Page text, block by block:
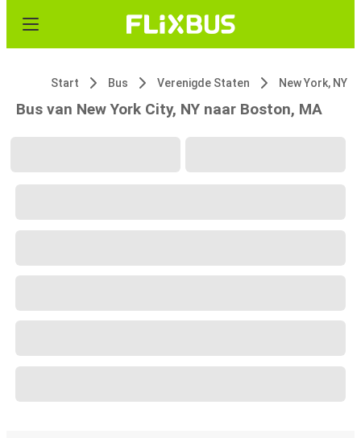
Start Bus Verenigde Staten New York, NY
Bus van New York City, NY naar Boston, MA